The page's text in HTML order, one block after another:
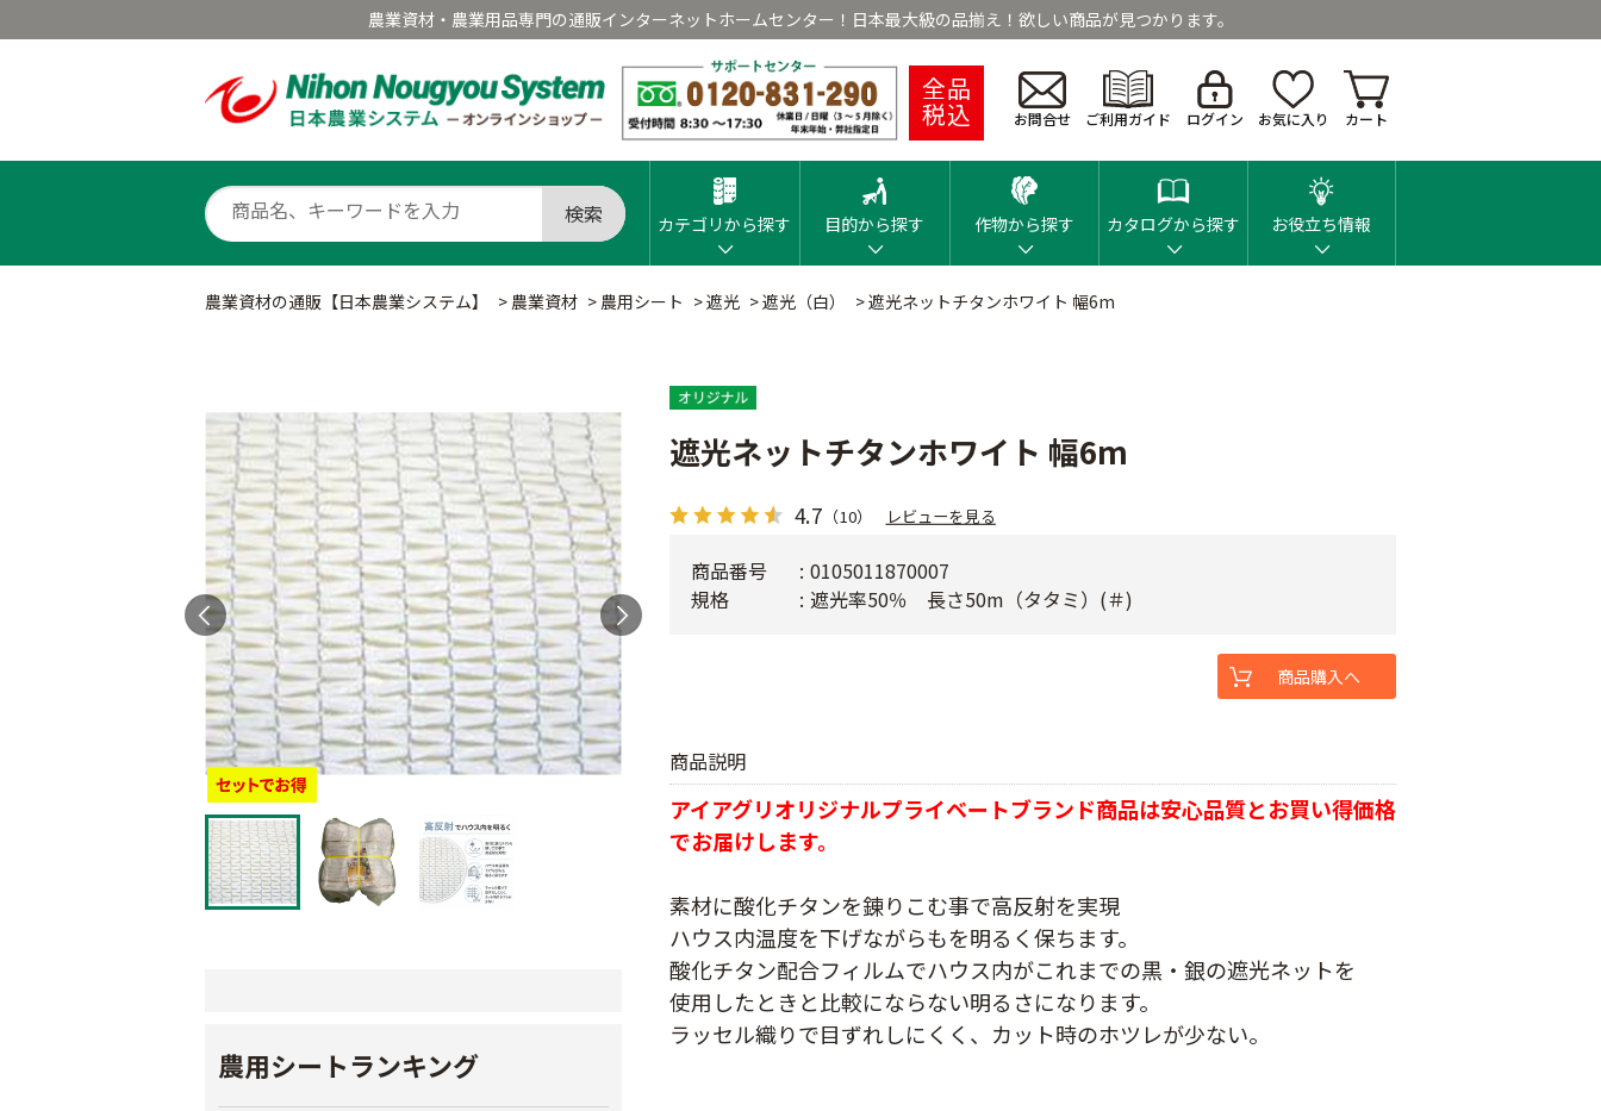
農業資材・農業用品専門の通販インターネットホームセンター！日本最大級の品揃え！欲しい商品が見つかります。
全品
税込 お問合せ ご利用ガイド ログイン お気に入り カート
検索 カテゴリから探す 目的から探す 作物から探す カタログから探す お役立ち情報
農業資材の通販【日本農業システム】 > 農業資材 > 農用シート >遮光 >遮光（白） >遮光ネットチタンホワイト 幅6m
農用シートランキング
遮光ネットチタンホワイト 幅6m
4.7 （10） レビューを見る
商品説明
アイアグリオリジナルプライベートブランド商品は安心品質とお買い得価格
でお届けします。
素材に酸化チタンを錬りこむ事で高反射を実現
ハウス内温度を下げながらもを明るく保ちます。
酸化チタン配合フィルムでハウス内がこれまでの黒・銀の遮光ネットを
使用したときと比較にならない明るさになります。
ラッセル織りで目ずれしにくく、カット時のホツレが少ない。
商品番号
0105011870007
規格
遮光率50％ 長さ50m（タタミ）(＃)
商品購入へ